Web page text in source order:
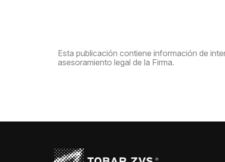
Esta publicación contiene información de
asesoramiento legal de la Firma.